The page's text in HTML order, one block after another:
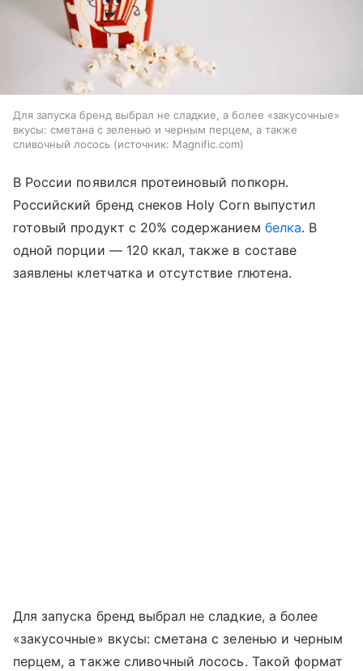
Для запуска бренд выбрал не сладкие, а более «закусочные»
вкусы: сметана с зеленью и черным перцем, а также
сливочный лосось
источник: Magnific.com
В России появился протеиновый попкорн.
Российский бренд снеков Holy Corn выпустил
готовый продукт с 20% содержанием белка. В
одной порции — 120 ккал, также в составе
заявлены клетчатка и отсутствие глютена.
Для запуска бренд выбрал не сладкие, а более
«закусочные» вкусы: сметана с зеленью и черным
перцем, а также сливочный лосось. Такой формат